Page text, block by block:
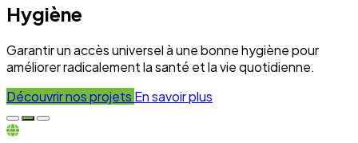
+10k
Bénéficiaires directs de nos projets sur le terrain.
Engagement